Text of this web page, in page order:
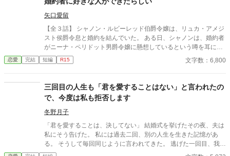
矢口愛留
【全３話】 シャノン・ルビーレッド伯爵令嬢は、リュカ・アメジ
スト侯爵令息と婚約を結んでいた。 ある日、シャノンは、婚約者
がニーナ・ペリドット男爵令嬢に懸想しているという噂を耳にす
る。 シャノンは断罪を回避するため、リュカとの婚約を円満に解
消しようとするが――。 ※ エブリスタに習作として掲載したもの
恋愛 完結 短編 R15 文字数：6,800
三回目の人生も「君を愛することはない」と言われたの
で、今度は私も拒否します
冬野月子
「君を愛することは、決してない」 結婚式を挙げたその夜、夫は
私にそう告げた。 私には過去二回、別の人生を生きた記憶があ
る。 そうして毎回同じように言われてきた。 逃げた一回目、我慢
した二回目。いずれも上手くいかなかった。 だから今回は。